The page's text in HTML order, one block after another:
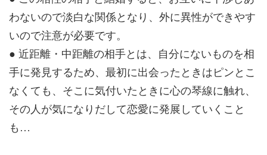
わないので淡白な関係となり、外に異性ができやす
いので注意が必要です。
● 近距離・中距離の相手とは、自分にないものを相
手に発見するため、最初に出会ったときはピンとこ
なくても、そこに気付いたときに心の琴線に触れ、
その人が気になりだして恋愛に発展していくこと
も…